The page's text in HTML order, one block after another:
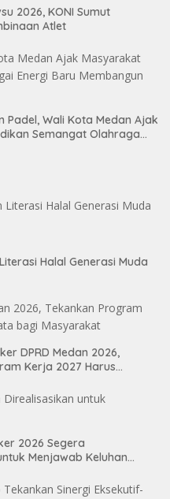
2026, KONI Sumut
Atlet
Padel, Wali Kota Medan Ajak
Semangat Olahraga
Halal Generasi Muda
DPRD Medan 2026,
Kerja 2027 Harus
2026 Segera
Menjawab Keluhan